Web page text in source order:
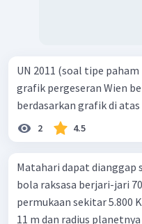
UN 2011 (soal tipe paham konsep)
grafik pergeseran Wien berikut! Pernyataan
berdasarkan grafik di atas
2 4.5
Matahari dapat dianggap
bola raksasa berjari-jari
permukaan sekitar 5.800
11 m dan radius planetnya